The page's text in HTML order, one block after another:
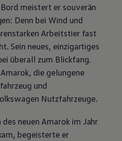
meistert er souverän
Denn bei Wind und
Arbeitstier fast
Sein neues, einzigartiges
überall zum Blickfang.
Amarok, die gelungene
und
Nutzfahrzeuge.
neuen Amarokim Jahr
begeisterte er